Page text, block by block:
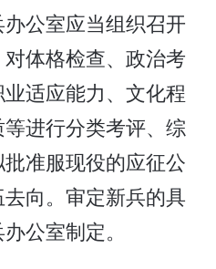
公室应当组织召开
体格检查、政治考
适应能力、文化程
进行分类考评、综
准服现役的应征公
向。审定新兵的具
公室制定。